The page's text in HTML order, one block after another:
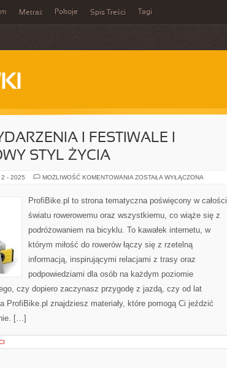
Metraż Pokoje Spis Treści Tagi
I FESTIWALE I
STYL ŻYCIA
2 - 2025 MOŻLIWOŚĆ KOMENTOWANIA ROWEROWE
FESTIWALE
I
A
STYL
ZOSTAŁA WYŁĄCZONA
ProfiBike.pl to strona tematyczna poświęcony w całości
światu rowerowemu oraz wszystkiemu, co wiąże się z
podróżowaniem na bicyklu. To kawałek internetu, w
którym miłość do rowerów łączy się z rzetelną
informacją, inspirującymi relacjami z trasy oraz
podpowiedziami dla osób na każdym poziomie
czy dopiero zaczynasz przygodę z jazdą, czy od lat
ProfiBike.pl znajdziesz materiały, które pomogą Ci jeździć
[…]